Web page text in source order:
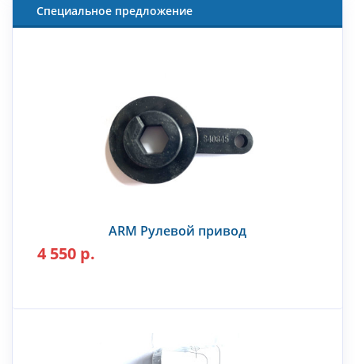
Специальное предложение
ARM Рулевой привод
4 550 р.